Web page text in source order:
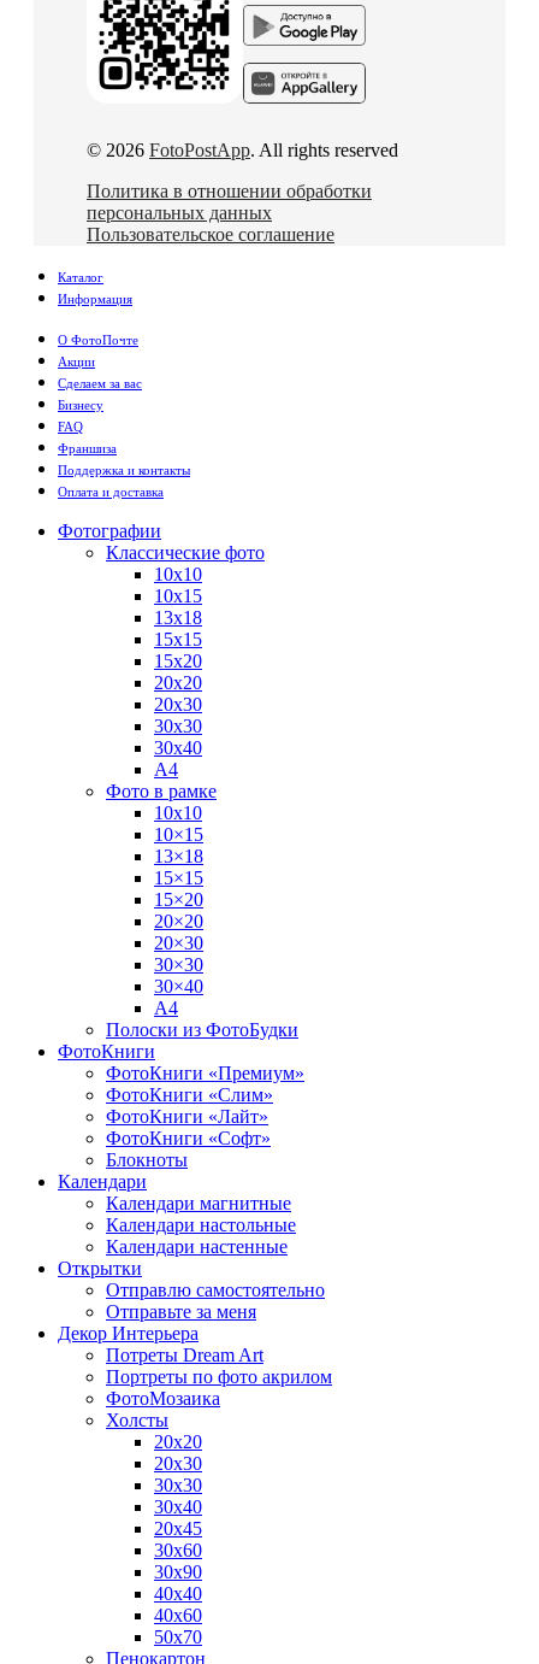
© 2026 FotoPostApp. All rights reserved
Политика в отношении обработки
персональных данных
Пользовательское соглашение
Каталог
Информация
О ФотоПочте
Акции
Сделаем за вас
Бизнесу
FAQ
Франшиза
Поддержка и контакты
Оплата и доставка
Фотографии
Классические фото
10х10
10х15
13х18
15х15
15х20
20х20
20х30
30х30
30х40
А4
Фото в рамке
10х10
10×15
13×18
15×15
15×20
20×20
20×30
30×30
30×40
A4
Полоски из ФотоБудки
ФотоКниги
ФотоКниги «Премиум»
ФотоКниги «Слим»
ФотоКниги «Лайт»
ФотоКниги «Софт»
Блокноты
Календари
Календари магнитные
Календари настольные
Календари настенные
Открытки
Отправлю самостоятельно
Отправьте за меня
Декор Интерьера
Потреты Dream Art
Портреты по фото акрилом
ФотоМозаика
Холсты
20х20
20х30
30х30
30х40
20х45
30х60
30х90
40х40
40х60
50х70
Пенокартон